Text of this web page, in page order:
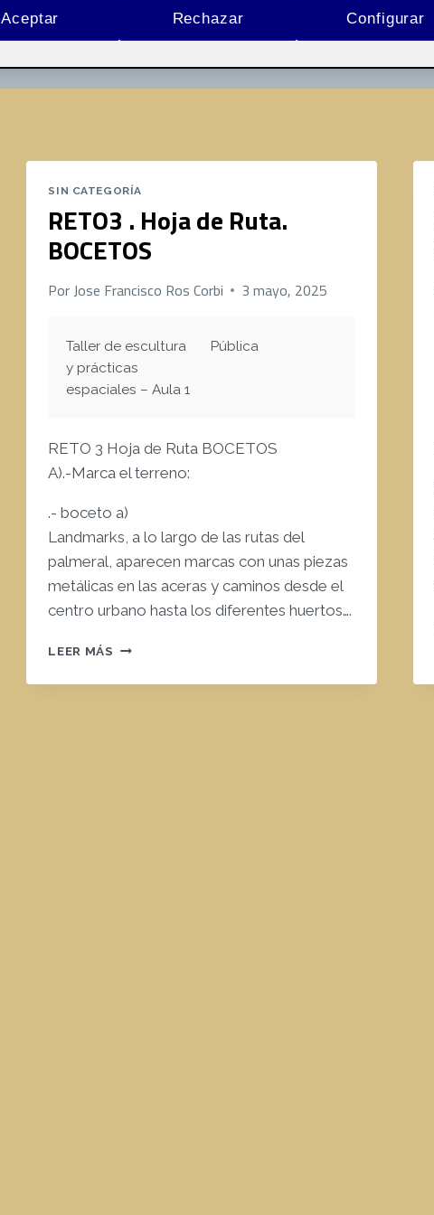
Entrega de la actividad R3
SIN CATEGORÍA
RETO3 . Hoja de Ruta.
BOCETOS
PorJose Francisco Ros Corbi 3 mayo, 2025
Taller de escultura
y prácticas
espaciales – Aula 1
Pública
RETO 3 Hoja de Ruta BOCETOS
A).-Marca el terreno:
.- boceto a)
Landmarks, a lo largo de las rutas del
palmeral, aparecen marcas con unas piezas
metálicas en las aceras y caminos desde el
centro urbano hasta los diferentes huertos….
LEER MÁS RETO3
HOJA
Rechazar
Aceptar Configurar